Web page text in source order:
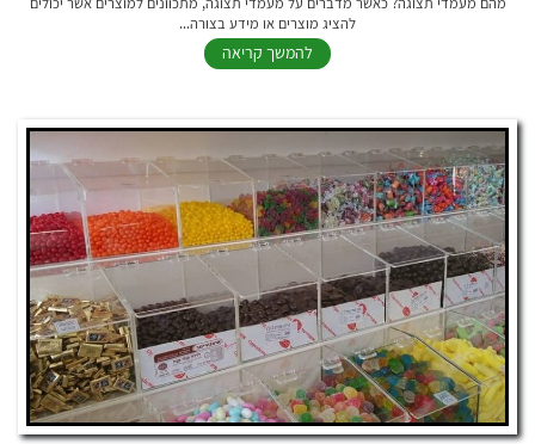
להציג מוצרים או מידע בצורה...
להמשך קריאה